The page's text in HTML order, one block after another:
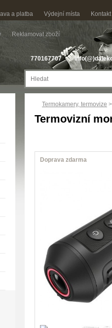
a platba Výdejní místa Kontakt
Reklamovat zboží
770167707
Termokamery, termovize >
Termovizní
Doprava zdarma